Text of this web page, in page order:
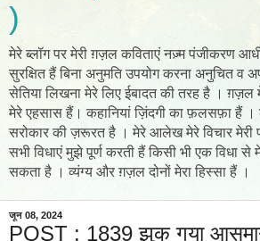
)
मेरे ब्लॉग पर मेरी ग़ज़ल कविताएं नज़्म पंजीकरण
सुरक्षित हैं बिना अनुमति उपयोग करना अनुचित व
सेतिया लिखना मेरे लिए ईबादत की तरह है । ग़ज़ल
मेरे एहसास हैं। कहानियां ज़िंदगी का फ़लसफ़ा हैं ।
सरोकार की ज़रूरत है । मेरे आलेख मेरे विचार मेरी
सभी विधाएं मुझे पूर्ण करती हैं किसी भी एक विधा से
सकता है । व्यंग्य और ग़ज़ल दोनों मेरा हिस्सा हैं ।
जून 08, 2024
POST : 1839 झुक गया